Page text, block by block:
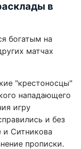
в
богатым на
матчах
"крестоносцы"
нападающего
игру
и без
Ситникова
прописки.